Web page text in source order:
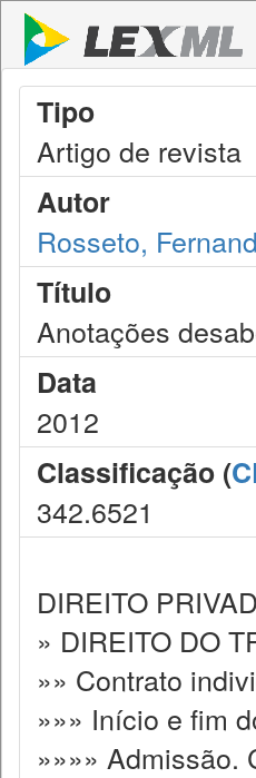
Tipo
Artigo de revista
Autor
Rosseto,
Título
Anotações
Data
2012
Classificação (
342.6521
DIREITO
» DIREITO DO
»» Contrato
»»» Início e fim
»»»» Admissão.